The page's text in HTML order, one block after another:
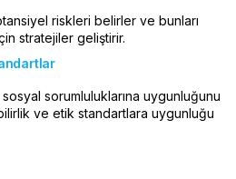
riskleri belirler ve bunları
stratejiler geliştirir.
sorumluluklarına uygunluğunu
ve etik standartlara uygunluğu